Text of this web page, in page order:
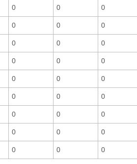
0 0 0
0 0 0
0 0 0
0 0 0
0 0 0
0 0 0
0 0 0
0 0 0
0 0 0